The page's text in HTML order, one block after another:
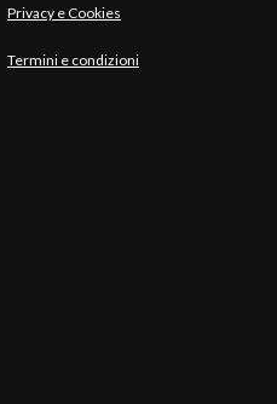
Privacy e Cookies
Termini e condizioni